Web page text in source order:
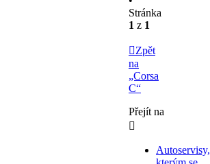
Stránka
1 z 1
Zpět
na
„Corsa
C“
Přejít na
Autoservisy,